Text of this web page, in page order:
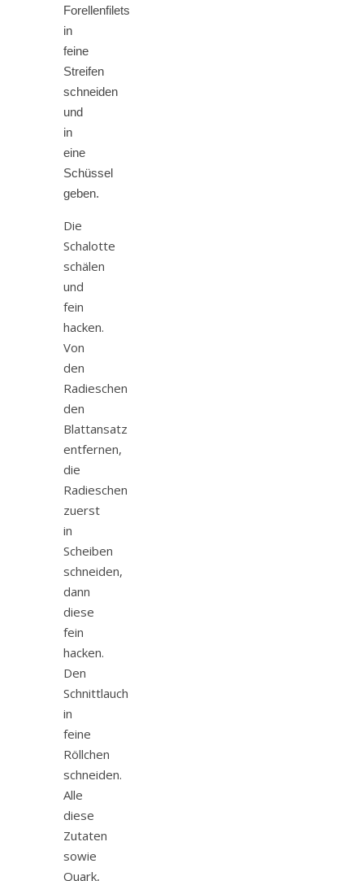
Forellenfilets
in
feine
Streifen
schneiden
und
in
eine
Schüssel
geben.
Die
Schalotte
schälen
und
fein
hacken.
Von
den
Radieschen
den
Blattansatz
entfernen,
die
Radieschen
zuerst
in
Scheiben
schneiden,
dann
diese
fein
hacken.
Den
Schnittlauch
in
feine
Röllchen
schneiden.
Alle
diese
Zutaten
sowie
Quark,